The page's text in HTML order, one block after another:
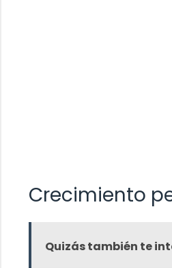
Crecimiento
Quizás también te